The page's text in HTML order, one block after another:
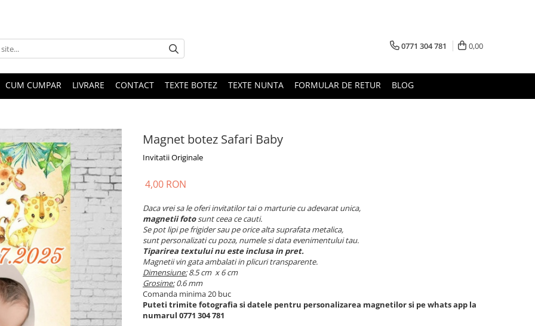
0771 304 781 0,00
CUM CUMPAR LIVRARE CONTACT TEXTE BOTEZ TEXTE NUNTA FORMULAR DE RETUR BLOG
Magnet botez Safari Baby
Invitatii Originale
4,00 RON
Daca vrei sa le oferi invitatilor tai o marturie cu adevarat unica,
magnetii fotosunt ceea ce cauti.
Se pot lipi pe frigider sau pe orice alta suprafata metalica,
sunt personalizati cu poza, numele si data evenimentului tau.
Tiparirea textului nu este inclusa in pret.
Magnetii vin gata ambalati in plicuri transparente.
Dimensiune:8.5 cm x 6 cm
Grosime:0.6 mm
Comanda minima 20 buc
Puteti trimite fotografia si datele pentru personalizarea magnetilor si pe whats app la
numarul 0771 304 781